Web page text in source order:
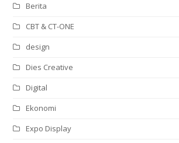
Berita
CBT & CT-ONE
design
Dies Creative
Digital
Ekonomi
Expo Display